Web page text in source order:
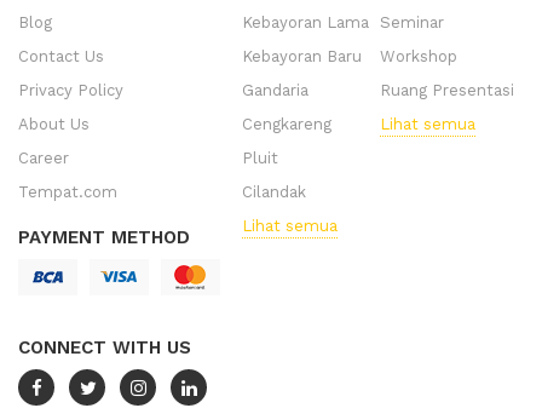
Blog
Contact Us
Privacy Policy
About Us
Career
Tempat.com
PAYMENT METHOD
CONNECT WITH US
Kebayoran Lama
Kebayoran Baru
Gandaria
Cengkareng
Pluit
Cilandak
Lihat semua
Seminar
Workshop
Ruang Presentasi
Lihat semua